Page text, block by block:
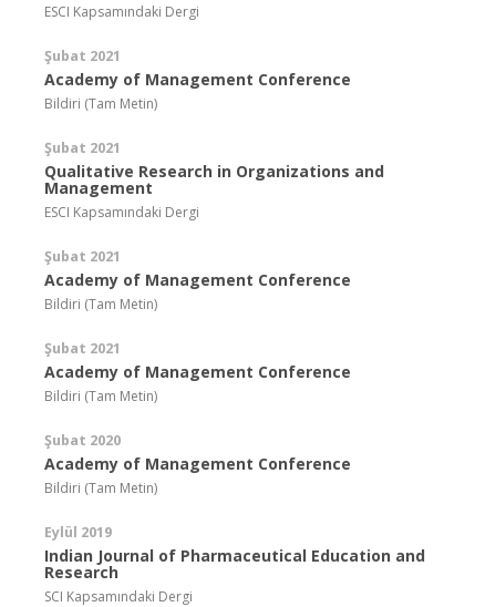
ESCI Kapsamındaki Dergi
Şubat 2021
Academy of Management Conference
Bildiri (Tam Metin)
Şubat 2021
Qualitative Research in Organizations and
Management
ESCI Kapsamındaki Dergi
Şubat 2021
Academy of Management Conference
Bildiri (Tam Metin)
Şubat 2021
Academy of Management Conference
Bildiri (Tam Metin)
Şubat 2020
Academy of Management Conference
Bildiri (Tam Metin)
Eylül 2019
Indian Journal of Pharmaceutical Education and
Research
SCI Kapsamındaki Dergi